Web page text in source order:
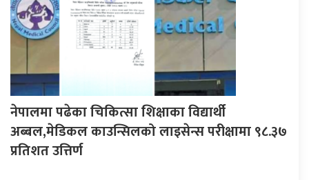
नेपालमा पढेका चिकित्सा शिक्षाका विद्यार्थी
अब्बल,मेडिकल काउन्सिलको लाइसेन्स परीक्षामा ९८.३७
प्रतिशत उत्तिर्ण